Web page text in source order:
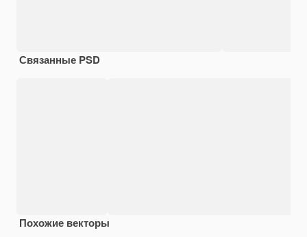
Связанные PSD
Похожие векторы